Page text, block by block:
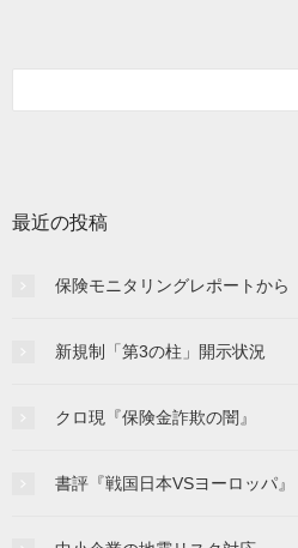
最近の投稿
保険モニタリングレポートから
新規制「第3の柱」開示状況
クロ現『保険金詐欺の闇』
書評『戦国日本VSヨーロッパ』